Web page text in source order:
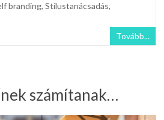
branding,Stílustanácsadás,
Tovább...
számítanak…